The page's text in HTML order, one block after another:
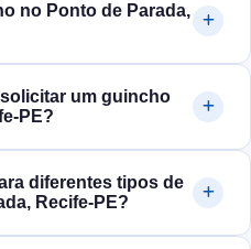
no Ponto de Parada,
um guincho
diferentes tipos de
Recife‑PE?